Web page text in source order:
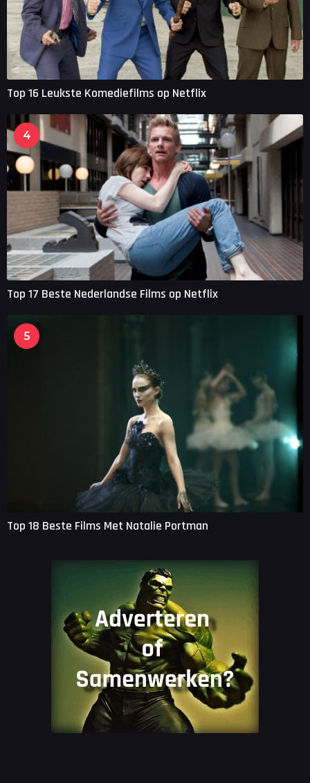
Top 16 Leukste Komediefilms op Netflix
4
Top 17 Beste Nederlandse Films op Netflix
5
Top 18 Beste Films Met Natalie Portman